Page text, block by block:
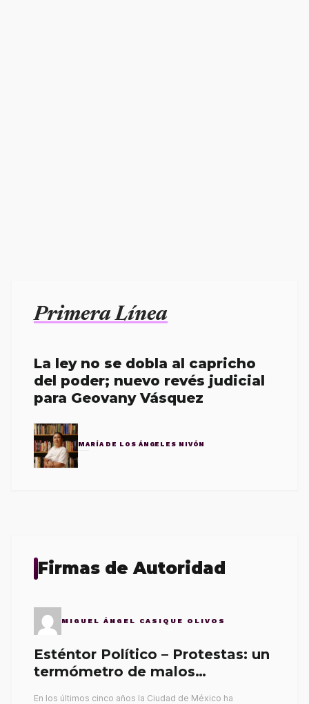
Primera Línea
La ley no se dobla al capricho
del poder; nuevo revés judicial
para Geovany Vásquez
MARÍA DE LOS ÁNGELES NIVÓN
Firmas de Autoridad
MIGUEL ÁNGEL CASIQUE OLIVOS
Esténtor Político – Protestas: un
termómetro de malos
En los últimos cinco años la Ciudad de México ha